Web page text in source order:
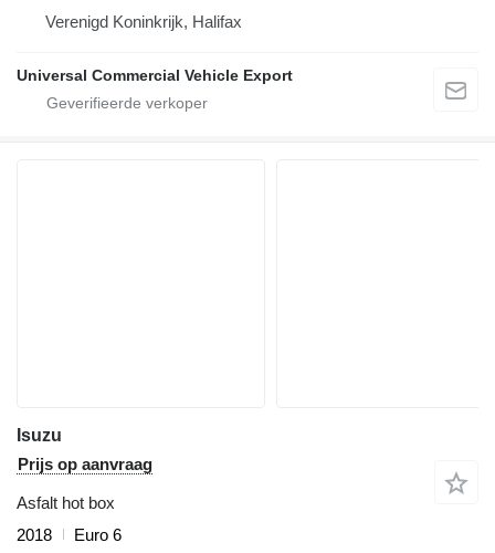
Verenigd Koninkrijk, Halifax
Universal Commercial Vehicle Export
Isuzu
Prijs op aanvraag
Asfalt hot box
2018
Euro 6